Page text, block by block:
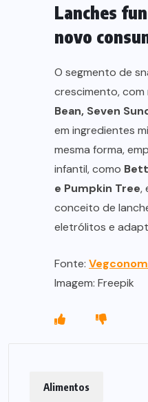
Lanches
novo
O segmento de
crescimento, com
Bean, Seven
em ingredientes
mesma forma,
infantil, como
e Pumpkin Tree,
conceito de
eletrólitos e
Fonte:
Imagem: Freepik
Alimentos